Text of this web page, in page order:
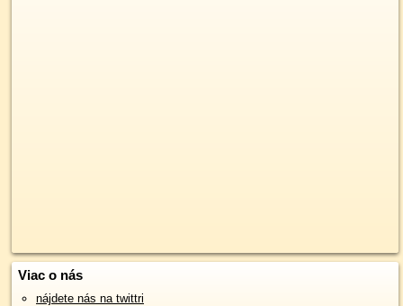
Viac o nás
nájdete nás na twittri